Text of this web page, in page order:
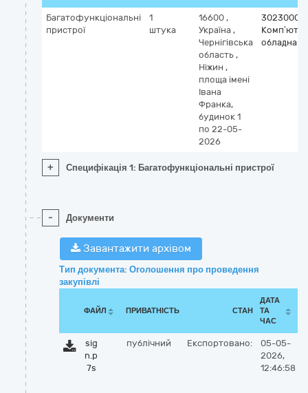
Багатофункціональні
пристрої
1
штука
16600 ,
Україна ,
Чернігівська
область ,
Ніжин ,
площа імені
Івана
Франка,
будинок 1
по 22-05-
2026
+ Специфікація 1: Багатофункціональні пристрої
- Документи
Завантажити архівом
Тип документа: Оголошення про проведення
закупівлі
ФАЙЛ ПРИВАТНІСТЬ СТАН
ДАТА
ТА
ЧАС
sig
n.p
7s
публічний Експортовано:
05-05-
2026,
12:46:58